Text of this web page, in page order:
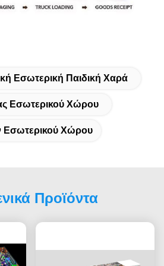
Εσωτερική Παιδική Χαρά
Εσωτερικού Χώρου
Εσωτερικού Χώρου
Προϊόντα